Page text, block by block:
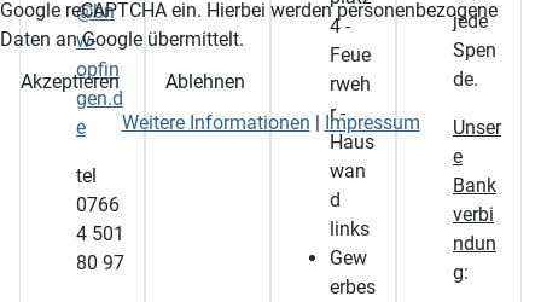
@bn
w-
opfin
gen.d
e
tel
0766
4 501
80 97
4 -
Feue
rweh
r -
Haus
wan
d
links
Gew
erbes
jede
Spen
de.
Unser
e
Bank
verbi
ndun
g:
Google reCAPTCHA ein. Hierbei werden personenbezogene
Daten an Google übermittelt.
Akzeptieren
Ablehnen
Weitere Informationen | Impressum